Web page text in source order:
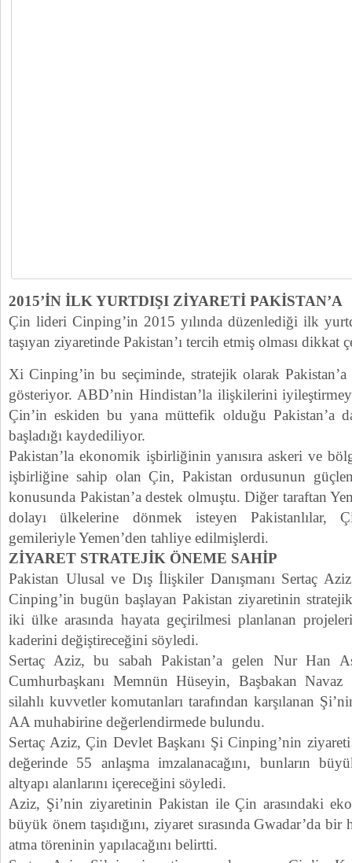
2015’İN İLK YURTDIŞI ZİYARETİ PAKİSTAN’A
Çin lideri Cinping’in 2015 yılında düzenlediği ilk
taşıyan ziyaretinde Pakistan’ı tercih etmiş olması dikkat
Xi Cinping’in bu seçiminde, stratejik olarak
gösteriyor. ABD’nin Hindistan’la ilişkilerini
Çin’in eskiden bu yana müttefik olduğu Pakistan’a
başladığı kaydediliyor.
Pakistan’la ekonomik işbirliğinin yanısıra askeri ve
işbirliğine sahip olan Çin, Pakistan ordusunun
konusunda Pakistan’a destek olmuştu. Diğer taraftan
dolayı ülkelerine dönmek isteyen Pakistanlılar,
gemileriyle Yemen’den tahliye edilmişlerdi.
ZİYARET STRATEJİK ÖNEME SAHİP
Pakistan Ulusal ve Dış İlişkiler Danışmanı Sertaç
Cinping’in bugün başlayan Pakistan ziyaretinin
iki ülke arasında hayata geçirilmesi planlanan
kaderini değiştireceğini söyledi.
Sertaç Aziz, bu sabah Pakistan’a gelen Nur Han
Cumhurbaşkanı Memnün Hüseyin, Başbakan
silahlı kuvvetler komutanları tarafından karşılanan
AA muhabirine değerlendirmede bulundu.
Sertaç Aziz, Çin Devlet Başkanı Şi Cinping’nin ziyareti
değerinde 55 anlaşma imzalanacağını, bunların
altyapı alanlarını içereceğini söyledi.
Aziz, Şi’nin ziyaretinin Pakistan ile Çin arasındaki
büyük önem taşıdığını, ziyaret sırasında Gwadar’da
atma töreninin yapılacağını belirtti.